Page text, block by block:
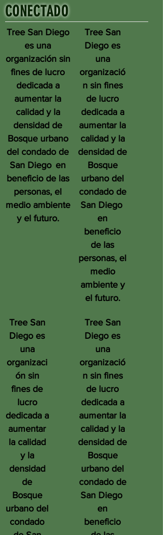
CONECTADO
Tree San Diego
es una
organización sin
fines de lucro
dedicada a
aumentar la
calidad y la
densidad de
Bosque urbano
del condado de
San Diego en
beneficio de las
personas, el
medio ambiente
y el futuro.
Tree San
Diego es
una
organizaci
ón sin
fines de
lucro
dedicada a
aumentar
la calidad
y la
densidad
de
Bosque
urbano del
condado
Tree San
Diego es
una
organizació
n sin fines
de lucro
dedicada a
aumentar la
calidad y la
densidad de
Bosque
urbano del
condado de
San Diego
en
beneficio
de las
personas, el
medio
ambiente y
el futuro.
Tree San
Diego es
una
organizació
n sin fines
de lucro
dedicada a
aumentar la
calidad y la
densidad de
Bosque
urbano del
condado de
San Diego
en
beneficio